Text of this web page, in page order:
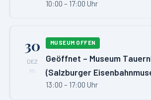
10:00 – 17:00 Uhr
30
DEZ
Mi
MUSEUM OFFEN
Geöffnet – Museum
(Salzburger
13:00 – 17:00 Uhr